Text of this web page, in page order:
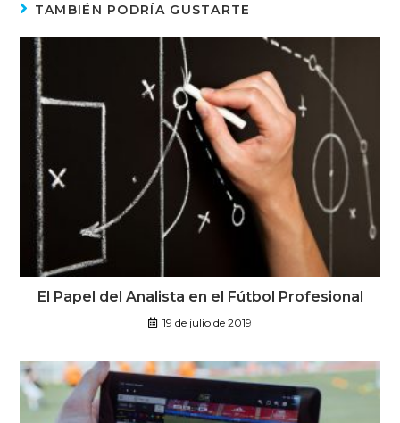
TAMBIÉN PODRÍA GUSTARTE
El Papel del Analista en el Fútbol Profesional
19 de julio de 2019